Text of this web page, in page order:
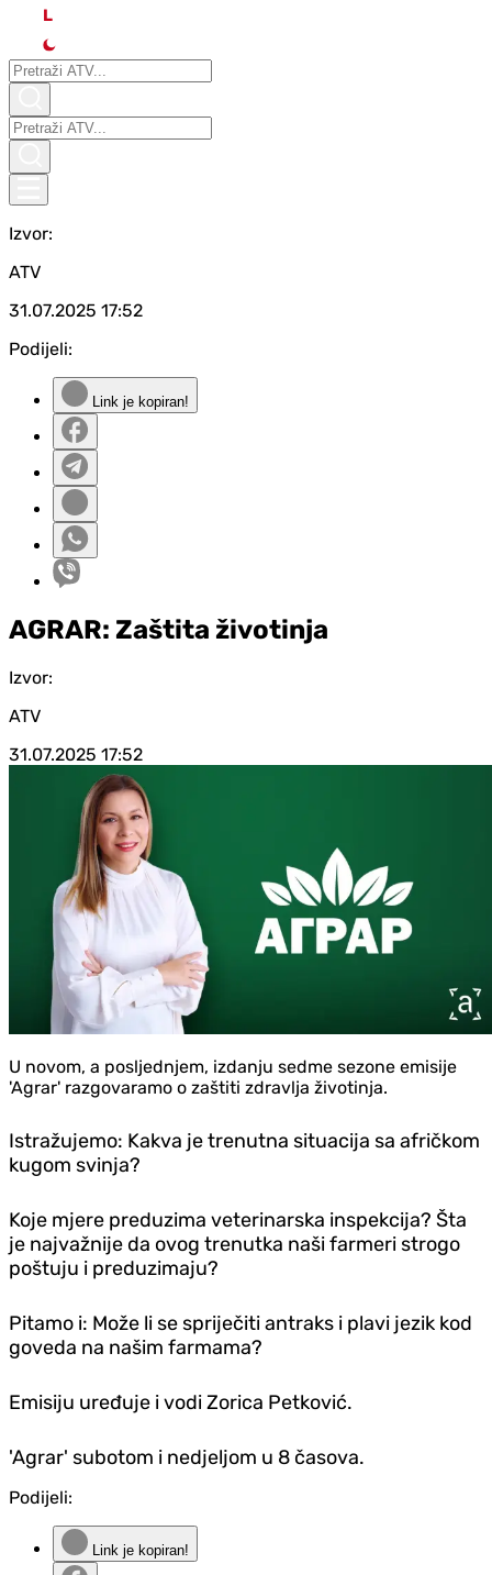
L
Izvor:
ATV
31.07.2025 17:52
Podijeli:
Link je kopiran!
AGRAR: Zaštita životinja
Izvor:
ATV
31.07.2025 17:52
U novom, a posljednjem, izdanju sedme sezone emisije
'Agrar' razgovaramo o zaštiti zdravlja životinja.
Istražujemo: Kakva je trenutna situacija sa afričkom
kugom svinja?
Koje mjere preduzima veterinarska inspekcija? Šta
je najvažnije da ovog trenutka naši farmeri strogo
poštuju i preduzimaju?
Pitamo i: Može li se spriječiti antraks i plavi jezik kod
goveda na našim farmama?
Emisiju uređuje i vodi Zorica Petković.
'Agrar' subotom i nedjeljom u 8 časova.
Podijeli:
Link je kopiran!